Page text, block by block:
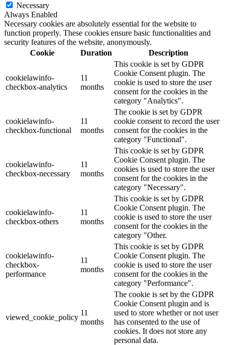
Necessary
Always Enabled
Necessary cookies are absolutely essential for the website to
function properly. These cookies ensure basic functionalities and
security features of the website, anonymously.
Cookie
Duration Description
cookielawinfo-
checkbox-analytics
11
months
This cookie is set by GDPR
Cookie Consent plugin. The
cookie is used to store the user
consent for the cookies in the
category "Analytics".
cookielawinfo-
checkbox-functional
11
months
The cookie is set by GDPR
cookie consent to record the user
consent for the cookies in the
category "Functional".
cookielawinfo-
checkbox-necessary
11
months
This cookie is set by GDPR
Cookie Consent plugin. The
cookies is used to store the user
consent for the cookies in the
category "Necessary".
cookielawinfo-
checkbox-others
11
months
This cookie is set by GDPR
Cookie Consent plugin. The
cookie is used to store the user
consent for the cookies in the
category "Other.
cookielawinfo-
checkbox-
performance
11
months
This cookie is set by GDPR
Cookie Consent plugin. The
cookie is used to store the user
consent for the cookies in the
category "Performance".
viewed_cookie_policy
11
months
The cookie is set by the GDPR
Cookie Consent plugin and is
used to store whether or not user
has consented to the use of
cookies. It does not store any
personal data.